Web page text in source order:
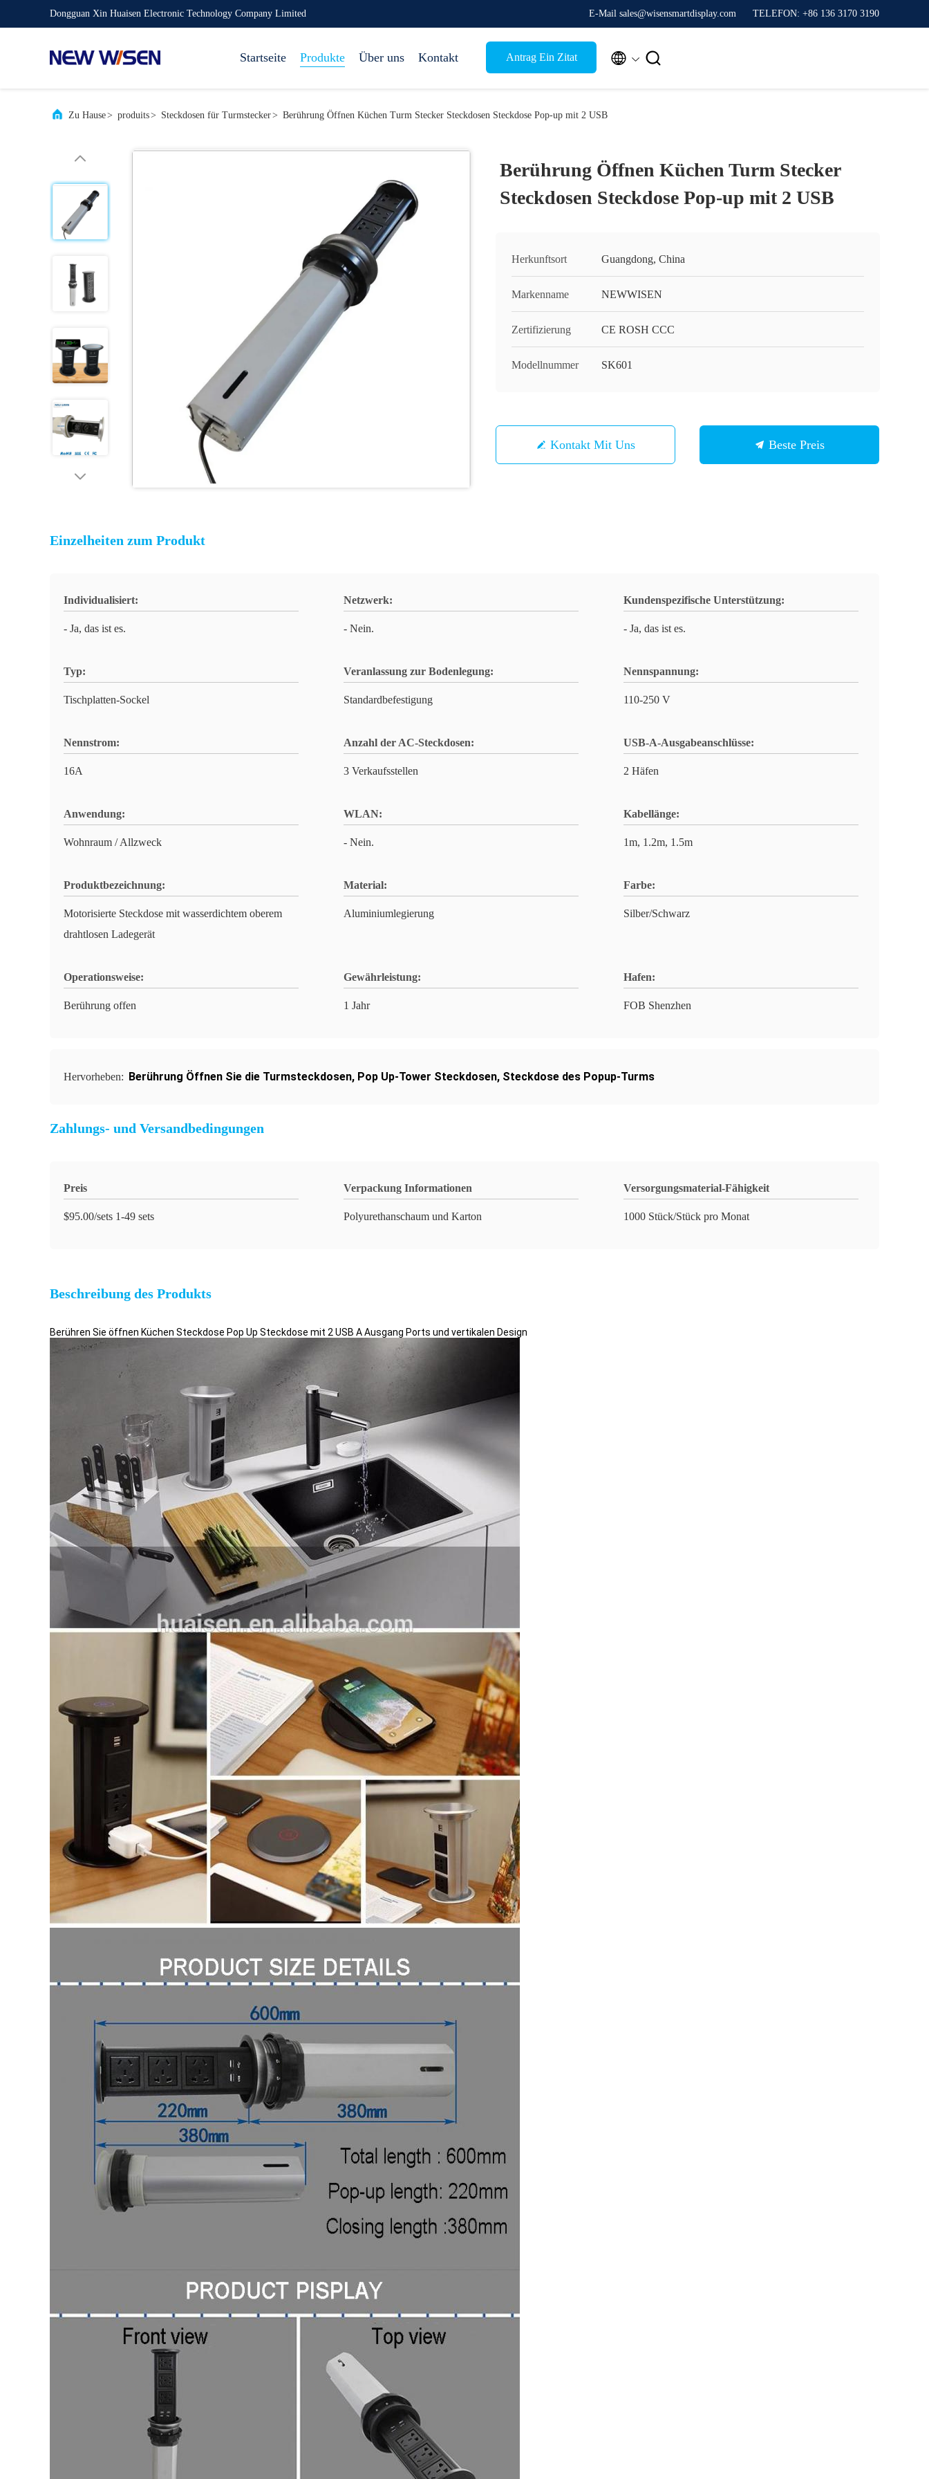
Dongguan Xin Huaisen Electronic Technology Company Limited E-Mail sales@wisensmartdisplay.com TELEFON: +86 136 3170 3190
Startseite Produkte Über uns Kontakt Antrag Ein Zitat  
Zu Hause> produits> Steckdosen für Turmstecker> Berührung Öffnen Küchen Turm Stecker Steckdosen Steckdose Pop-up mit 2 USB
Berührung Öffnen Küchen Turm Stecker
Steckdosen Steckdose Pop-up mit 2 USB
Herkunftsort Guangdong, China
Markenname NEWWISEN
Zertifizierung CE ROSH CCC
Modellnummer SK601
Kontakt Mit Uns Beste Preis
Einzelheiten zum Produkt
Individualisiert:
- Ja, das ist es.
Netzwerk:
- Nein.
Kundenspezifische Unterstützung:
- Ja, das ist es.
Typ:
Tischplatten-Sockel
Veranlassung zur Bodenlegung:
Standardbefestigung
Nennspannung:
110-250 V
Nennstrom:
16A
Anzahl der AC-Steckdosen:
3 Verkaufsstellen
USB-A-Ausgabeanschlüsse:
2 Häfen
Anwendung:
Wohnraum / Allzweck
WLAN:
- Nein.
Kabellänge:
1m, 1.2m, 1.5m
Produktbezeichnung:
Motorisierte Steckdose mit wasserdichtem oberem
drahtlosen Ladegerät
Material:
Aluminiumlegierung
Farbe:
Silber/Schwarz
Operationsweise:
Berührung offen
Gewährleistung:
1 Jahr
Hafen:
FOB Shenzhen
Hervorheben: Berührung Öffnen Sie die Turmsteckdosen, Pop Up-Tower Steckdosen, Steckdose des Popup-Turms
Zahlungs- und Versandbedingungen
Preis
$95.00/sets 1-49 sets
Verpackung Informationen
Polyurethanschaum und Karton
Versorgungsmaterial-Fähigkeit
1000 Stück/Stück pro Monat
Beschreibung des Produkts
Berühren Sie öffnen Küchen Steckdose Pop Up Steckdose mit 2 USB A Ausgang Ports und vertikalen Design